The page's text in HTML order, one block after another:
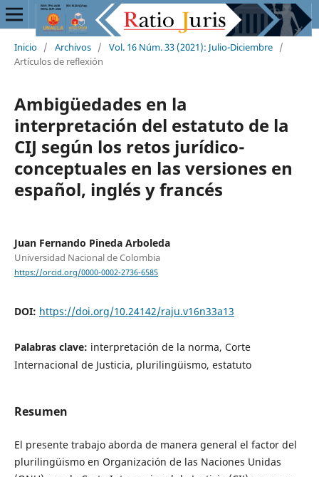
Inicio / Archivos / Vol. 16 Núm. 33 (2021): Julio-Diciembre /
Artículos de reflexión
Ambigüedades en la
interpretación del estatuto de la
CIJ según los retos jurídico-
conceptuales en las versiones en
español, inglés y francés
Juan Fernando Pineda Arboleda
Universidad Nacional de Colombia
https://orcid.org/0000-0002-2736-6585
DOI: https://doi.org/10.24142/raju.v16n33a13
Palabras clave: interpretación de la norma, Corte
Internacional de Justicia, plurilingüismo, estatuto
Resumen
El presente trabajo aborda de manera general el factor del
plurilingüismo en Organización de las Naciones Unidas